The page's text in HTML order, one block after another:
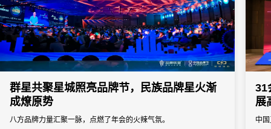
群星共聚星城照亮品牌节，民族品牌星火渐
成燎原势
八方品牌力量汇聚一脉，点燃了年会的火辣气氛。
31
展
中